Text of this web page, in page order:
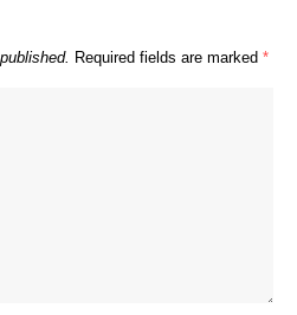
Required fields are marked *